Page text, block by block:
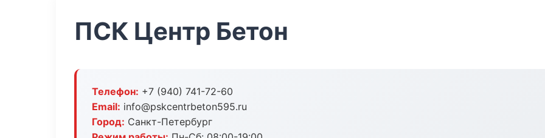
ПСК Центр Бетон
Телефон: +7 (940) 741-72-60
Email: info@pskcentrbeton595.ru
Город: Санкт-Петербург